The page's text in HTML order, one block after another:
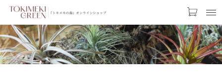
お気に入り LOGIN
カートに商品を追加しました
ガジュマル 4号size ￥1,980-